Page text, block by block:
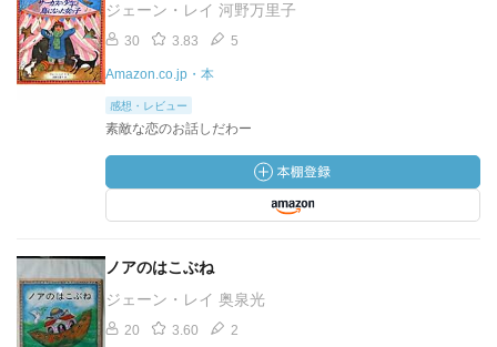
ジェーン・レイ 河野万里子
30 3.83 5
Amazon.co.jp・本
感想・レビュー
素敵な恋のお話しだわー
ノアのはこぶね
ジェーン・レイ 奥泉光
20 3.60 2